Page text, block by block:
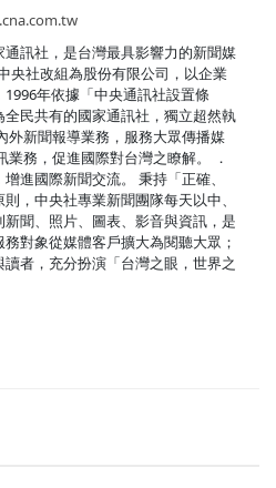
訊社，是台灣最具影響力的新聞媒
央社改組為股份有限公司，以企業
年依據「中央通訊社設置條
民共有的國家通訊社，獨立超然執
外新聞報導業務，服務大眾傳播媒
務，促進國際對台灣之瞭解。 ．
進國際新聞交流。 秉持「正確、
，中央社專業新聞團隊每天以中、
聞、照片、圖表、影音與資訊，是
對象從媒體客戶擴大為閱聽大眾；
者，充分扮演「台灣之眼，世界之